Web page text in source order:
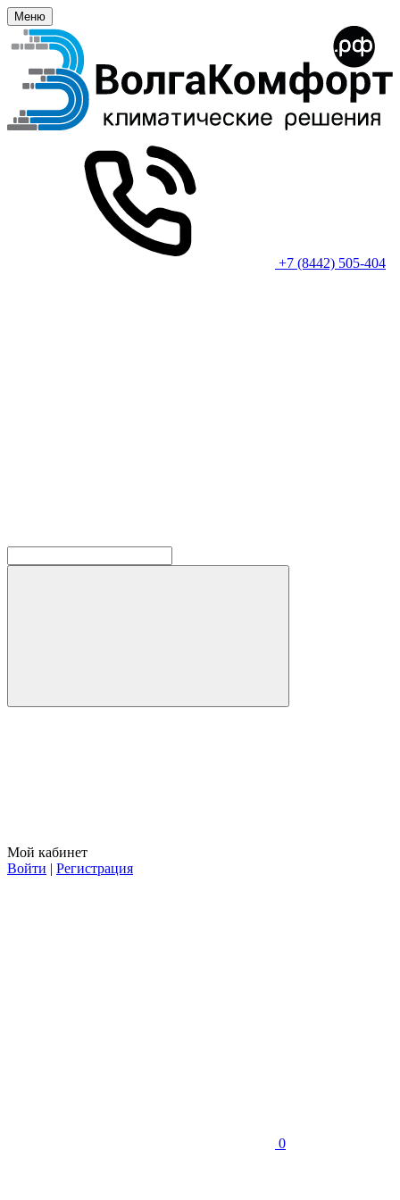
Меню
+7 (8442) 505-404
Мой кабинет
Войти | Регистрация
0